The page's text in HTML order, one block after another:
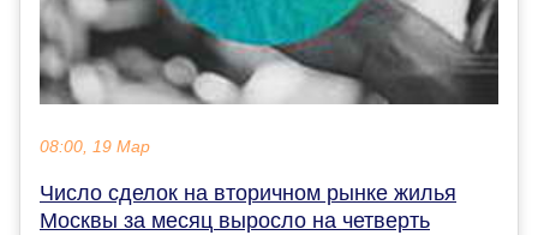
08:00, 19 Мар
Число сделок на вторичном рынке жилья
Москвы за месяц выросло на четверть